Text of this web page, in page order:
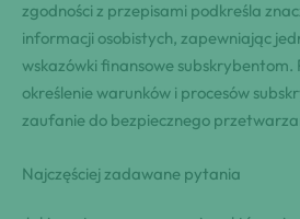
zgodności z przepisami podkreśla
informacji osobistych, zapewniając
wskazówki finansowe subskrybentom.
określenie warunków i procesów
zaufanie do bezpiecznego
Najczęściej zadawane pytania